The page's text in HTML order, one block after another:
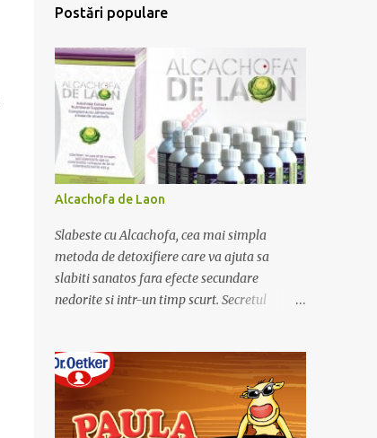
Postări populare
Alcachofa de Laon
Slabeste cu Alcachofa, cea mai simpla
metoda de detoxifiere care va ajuta sa
slabiti sanatos fara efecte secundare
nedorite si intr-un timp scurt. Secretul
trebuie sa folositi o dieta anume iar
Alcachofa se administreaza usor, cate o
sticluta pe zi. Cutia de Alcachofa contine 14
sticlute. Pret 189 lei.